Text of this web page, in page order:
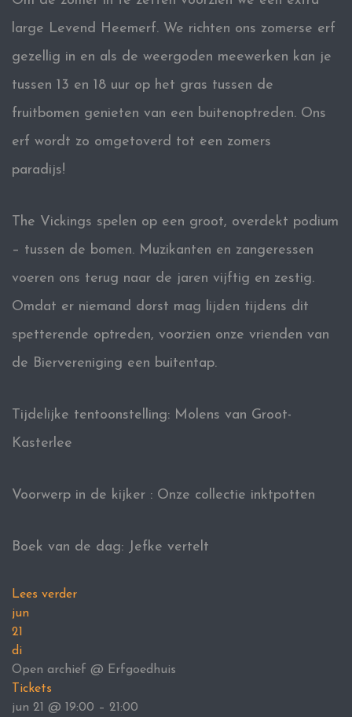
large Levend Heemerf. We richten ons zomerse erf
gezellig in en als de weergoden meewerken kan je
tussen 13 en 18 uur op het gras tussen de
fruitbomen genieten van een buitenoptreden. Ons
erf wordt zo omgetoverd tot een zomers
paradijs!
The Vickings spelen op een groot, overdekt podium
– tussen de bomen. Muzikanten en zangeressen
voeren ons terug naar de jaren vijftig en zestig.
Omdat er niemand dorst mag lijden tijdens dit
spetterende optreden, voorzien onze vrienden van
de Biervereniging een buitentap.
Tijdelijke tentoonstelling: Molens van Groot-
Kasterlee
Voorwerp in de kijker : Onze collectie inktpotten
Boek van de dag: Jefke vertelt
Lees verder
jun
21
di
Open archief @ Erfgoedhuis
Tickets
jun 21 @ 19:00 – 21:00